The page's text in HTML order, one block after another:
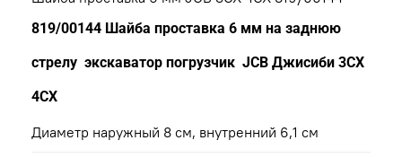
819/00144 Шайба проставка 6 мм на заднюю
стрелу экскаватор погрузчик JCB Джисиби 3CX
4CX
Диаметр наружный 8 см, внутренний 6,1 см